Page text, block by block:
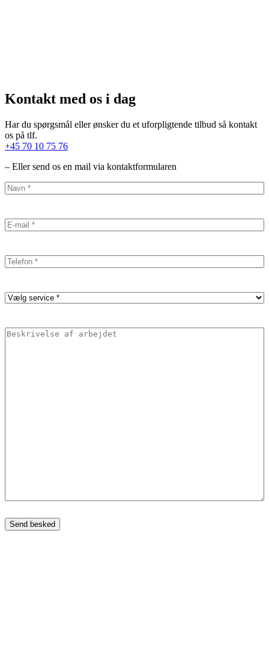
Kontakt med os i dag
Har du spørgsmål eller ønsker du et uforpligtende tilbud så kontakt
os på tlf.
+45 70 10 75 76
– Eller send os en mail via kontaktformularen
Name (Påkrævet)
Email(Påkrævet)
Phone(Påkrævet)
Service(Påkrævet)
Description (Påkrævet)